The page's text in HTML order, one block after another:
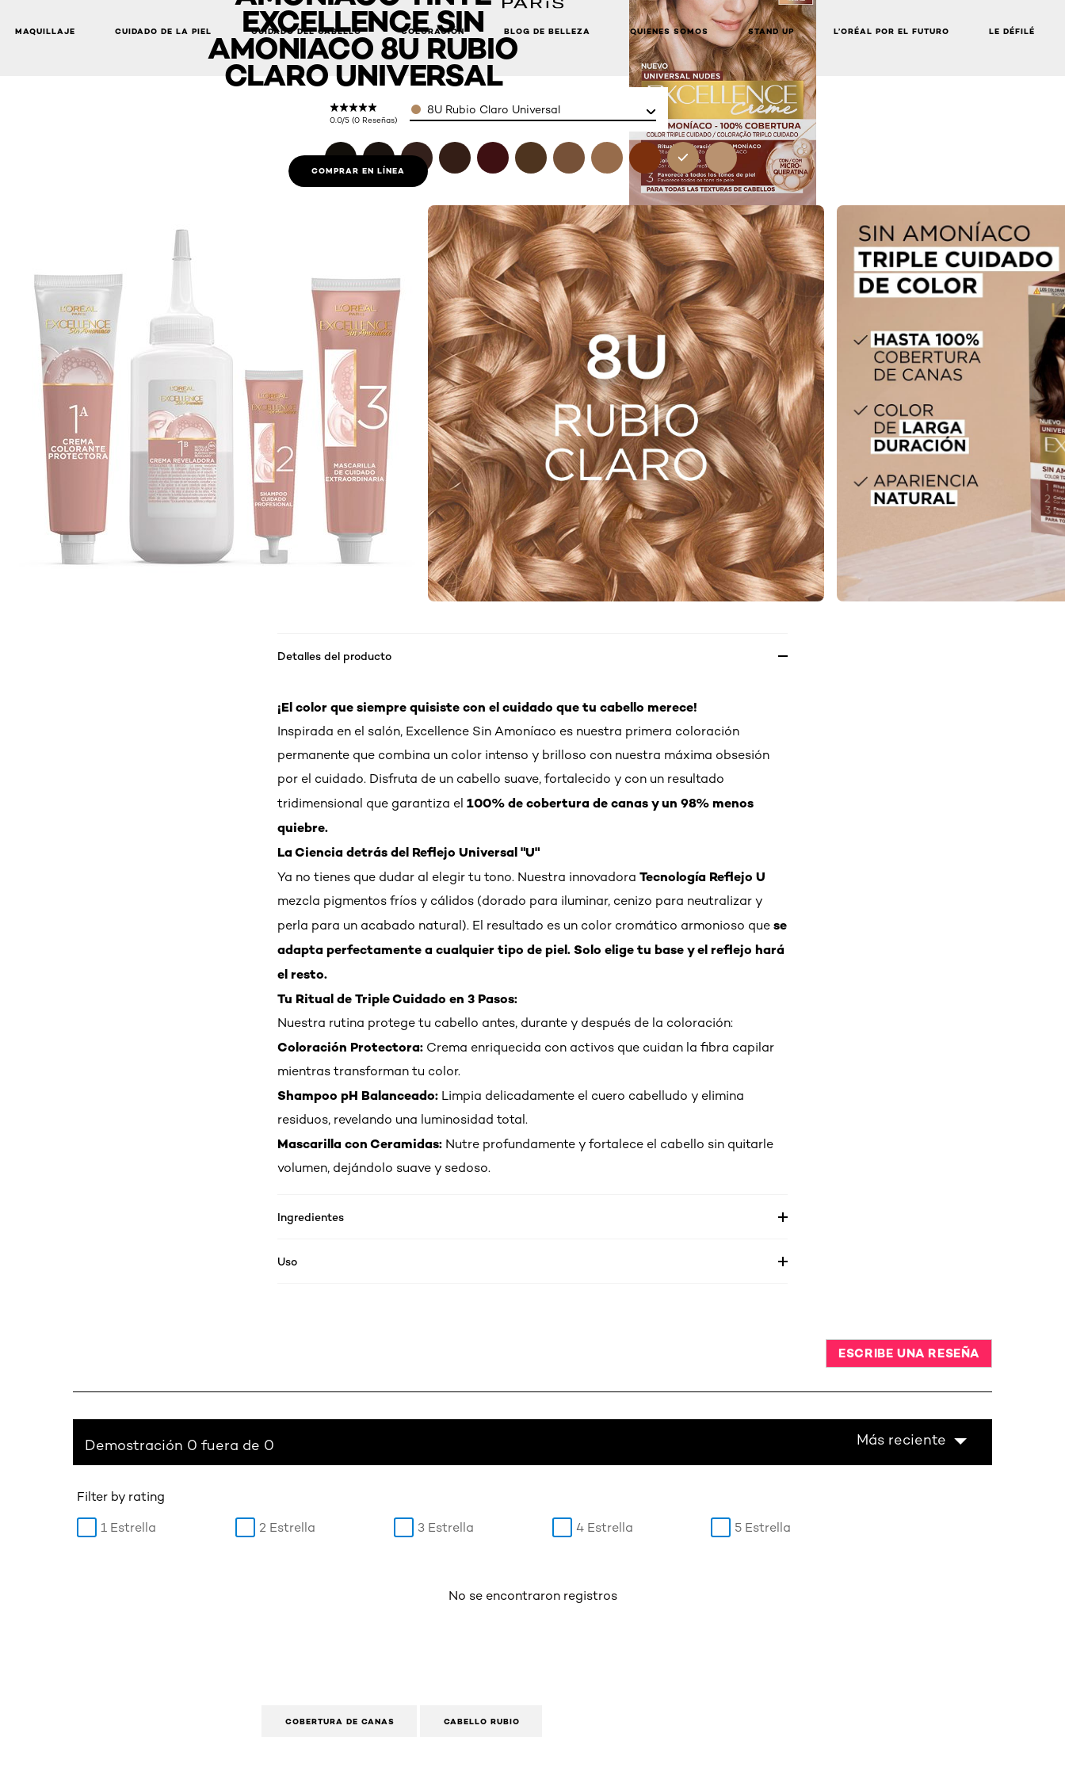
MAQUILLAJE CUIDADO DE LA PIEL CUIDADO DEL CABELLO COLORACIÓN BLOG DE BELLEZA QUIENES SOMOS STAND UP L’ORÉAL POR EL FUTURO LE DÉFILÉ
EXCELLENCE SIN
AMONIACO 8U RUBIO
CLARO UNIVERSAL
0.0/5 (0 Reseñas)
COMPRAR EN LÍNEA
Color8U Rubio Claro Universal
NEXT CARD
Detalles del producto
¡El color que siempre quisiste con el cuidado que tu cabello merece!
Inspirada en el salón, Excellence Sin Amoníaco es nuestra primera coloración
permanente que combina un color intenso y brilloso con nuestra máxima obsesión
por el cuidado. Disfruta de un cabello suave, fortalecido y con un resultado
tridimensional que garantiza el 100% de cobertura de canas y un 98% menos
quiebre.
La Ciencia detrás del Reflejo Universal "U"
Ya no tienes que dudar al elegir tu tono. Nuestra innovadora Tecnología Reflejo U
mezcla pigmentos fríos y cálidos (dorado para iluminar, cenizo para neutralizar y
perla para un acabado natural). El resultado es un color cromático armonioso que se
adapta perfectamente a cualquier tipo de piel. Solo elige tu base y el reflejo hará
el resto.
Tu Ritual de Triple Cuidado en 3 Pasos:
Nuestra rutina protege tu cabello antes, durante y después de la coloración:
Coloración Protectora: Crema enriquecida con activos que cuidan la fibra capilar
mientras transforman tu color.
Shampoo pH Balanceado: Limpia delicadamente el cuero cabelludo y elimina
residuos, revelando una luminosidad total.
Mascarilla con Ceramidas: Nutre profundamente y fortalece el cabello sin quitarle
volumen, dejándolo suave y sedoso.
Ingredientes
Uso
ESCRIBE UNA RESEÑA
Demostración 0 fuera de 0 Más reciente
Filter by rating
1 Estrella 2 Estrella 3 Estrella 4 Estrella 5 Estrella
No se encontraron registros
COBERTURA DE CANAS CABELLO RUBIO